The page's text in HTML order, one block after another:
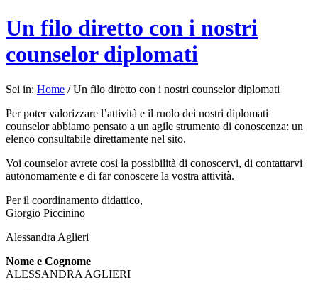
Un filo diretto con i nostri
counselor diplomati
Sei in: Home / Un filo diretto con i nostri counselor diplomati
Per poter valorizzare l’attività e il ruolo dei nostri diplomati
counselor abbiamo pensato a un agile strumento di conoscenza: un
elenco consultabile direttamente nel sito.
Voi counselor avrete così la possibilità di conoscervi, di contattarvi
autonomamente e di far conoscere la vostra attività.
Per il coordinamento didattico,
Giorgio Piccinino
Alessandra Aglieri
Nome e Cognome
ALESSANDRA AGLIERI